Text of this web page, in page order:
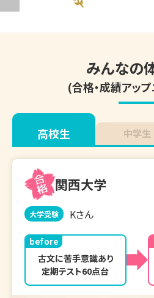
みんなの
(合格・成績アッ
高校生 中学生
関西大学
大学受験 Kさん
before
古文に苦手意識あり
定期テスト60点台